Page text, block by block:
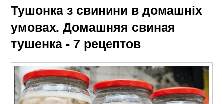
Тушонка з свинини в домашніх
умовах. Домашняя свиная
тушенка - 7 рецептов